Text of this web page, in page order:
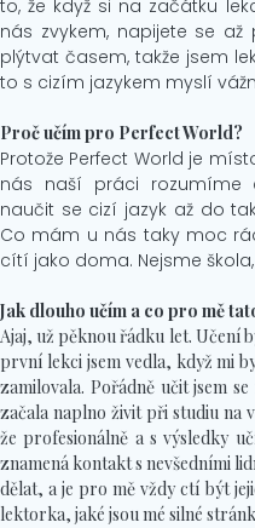
to, že když si na začátku
nás zvykem, napijete se
plýtvat časem, takže jsem
to s cizím jazykem myslí
Proč učím pro Perfect World?
Protože Perfect World je
nás naší práci rozumíme
naučit se cizí jazyk až do
Co mám u nás taky moc
cítí jako doma. Nejsme
Jak dlouho učím a co pro mě
Ajaj, už pěknou řádku let. Učení
první lekci jsem vedla, když mi
zamilovala. Pořádně učit jsem
začala naplno živit při studiu na
že profesionálně a s výsledky
znamená kontakt s nevšedními
dělat, a je pro mě vždy ctí být
lektorka, jaké jsou mé silné